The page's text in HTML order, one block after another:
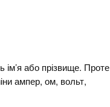
або прізвище. Проте
ампер, ом, вольт,